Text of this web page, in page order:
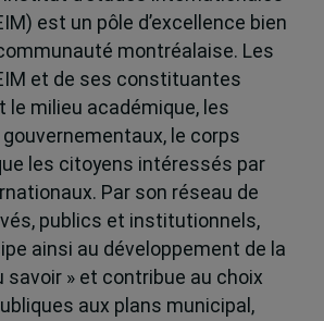
est un pôle d’excellence bien
montréalaise. Les
et de ses constituantes
le milieu académique, les
le corps
les citoyens intéressés par
Par son réseau de
publics et institutionnels,
ainsi au développement de la
savoir » et contribue au choix
aux plans municipal,